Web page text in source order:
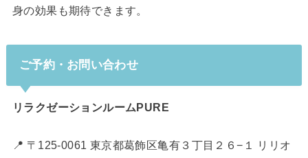
身の効果も期待できます。
ご予約・お問い合わせ
リラクゼーションルームPURE
📍 〒125-0061 東京都葛飾区亀有３丁目２６−１ リリオ